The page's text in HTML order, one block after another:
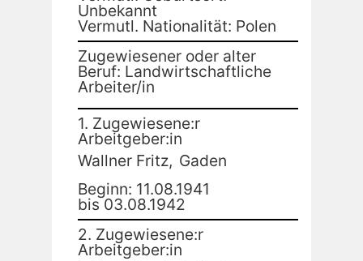
Unbekannt
Vermutl. Nationalität: Polen
Zugewiesener oder alter
Beruf: Landwirtschaftliche
Arbeiter/in
1. Zugewiesene:r
Arbeitgeber:in
Wallner Fritz, Gaden
Beginn: 11.08.1941
bis 03.08.1942
2. Zugewiesene:r
Arbeitgeber:in